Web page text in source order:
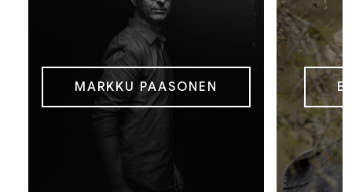
MARKKU PAASONEN